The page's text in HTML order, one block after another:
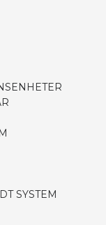
SYSTEM